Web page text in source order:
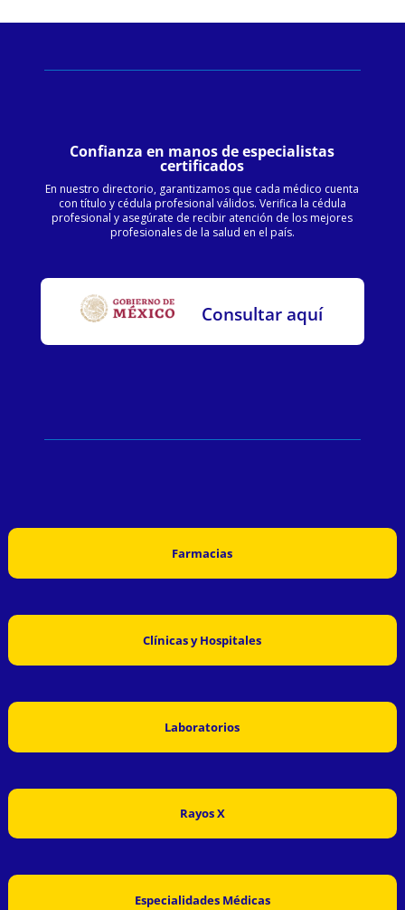
Confianza en manos de especialistas
certificados
En nuestro directorio, garantizamos que cada médico cuenta
con título y cédula profesional válidos. Verifica la cédula
profesional y asegúrate de recibir atención de los mejores
profesionales de la salud en el país.
Consultar aquí
Farmacias
Clínicas y Hospitales
Laboratorios
Rayos X
Especialidades Médicas